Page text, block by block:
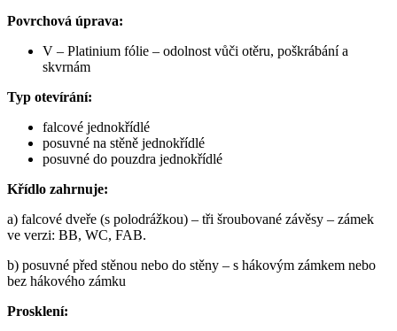
Povrchová úprava:
V – Platinium fólie – odolnost vůči otěru, poškrábání a
skvrnám
Typ otevírání:
falcové jednokřídlé
posuvné na stěně jednokřídlé
posuvné do pouzdra jednokřídlé
Křídlo zahrnuje:
a) falcové dveře (s polodrážkou) – tři šroubované závěsy – zámek
ve verzi: BB, WC, FAB.
b) posuvné před stěnou nebo do stěny – s hákovým zámkem nebo
bez hákového zámku
Prosklení: